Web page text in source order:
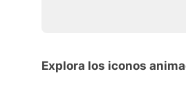
Explora los iconos